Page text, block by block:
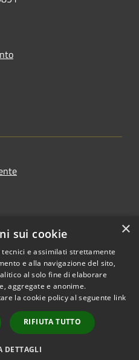
Copyright © 2026 • Comune di
Marliana • Powered by
Municipium•
Accesso
redazione
×
sui cookie
e assimilati strettamente
e alla navigazione del sito,
al solo fine di elaborare
aggregate e anonime.
la cookie policy al seguente link
RIFIUTA TUTTO
DETTAGLI